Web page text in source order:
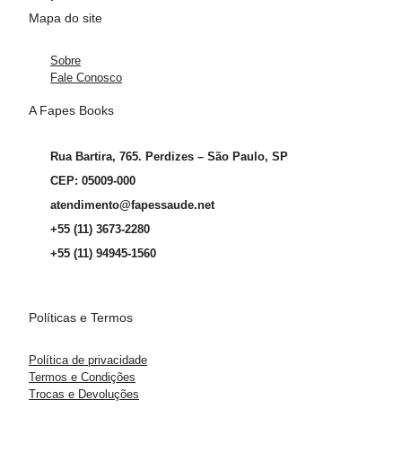
Mapa do site
Sobre
Fale Conosco
A Fapes Books
Rua Bartira, 765. Perdizes – São Paulo, SP
CEP: 05009-000
atendimento@fapessaude.net
+55 (11) 3673-2280
+55 (11) 94945-1560
Políticas e Termos
Política de privacidade
Termos e Condições
Trocas e Devoluções